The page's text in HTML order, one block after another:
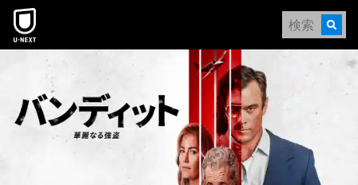
本文へスキップ